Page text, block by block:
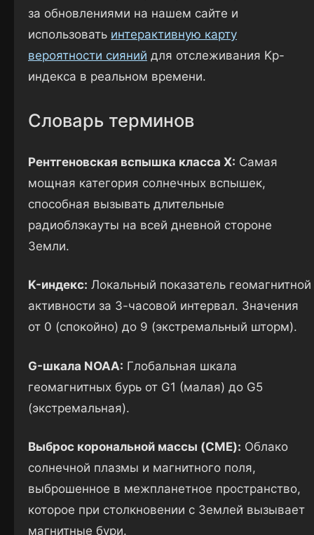
за обновлениями на нашем сайте и
использовать интерактивную карту
вероятности сияний для отслеживания Kp-
индекса в реальном времени.
Словарь терминов
Рентгеновская вспышка класса X: Самая
мощная категория солнечных вспышек,
способная вызывать длительные
радиоблэкауты на всей дневной стороне
Земли.
K-индекс: Локальный показатель геомагнитной
активности за 3-часовой интервал. Значения
от 0 (спокойно) до 9 (экстремальный шторм).
G-шкала NOAA: Глобальная шкала
геомагнитных бурь от G1 (малая) до G5
(экстремальная).
Выброс корональной массы (CME): Облако
солнечной плазмы и магнитного поля,
выброшенное в межпланетное пространство,
которое при столкновении с Землей вызывает
магнитные бури.